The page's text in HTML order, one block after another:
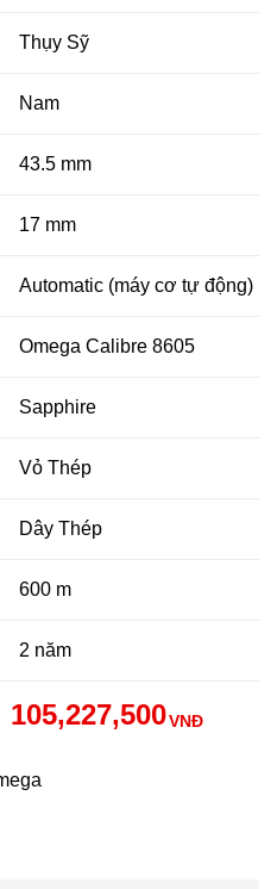
Thụy Sỹ
Nam
43.5 mm
17 mm
Automatic (máy cơ tự động)
Omega Calibre 8605
Sapphire
Vỏ Thép
Dây Thép
600 m
2 năm
105,227,500VNĐ